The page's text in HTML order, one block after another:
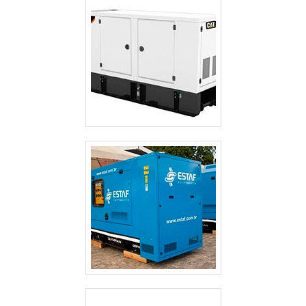
ALUGUEL DE GERADOR DE ENERGIA VALOR GUARULHOS
ALUGUEL DE GERADOR DE ENERGIA PREÇO SÃO PAULO
ALUGUEL DE GERADOR DE ENERGIA PREÇO GUARULHOS
ALUGUEL DE GERADOR DE ENERGIA PARA FESTAS PREÇO SÃO PAULO
ALUGUEL DE GERADOR DE ENERGIA GUARULHOS
ALUGUEL DE GERADOR DE ENERGIA EM SÃO JOSE DOS CAMPOS
ALUGUEL DE GERADOR DE ENERGIA EM GUARULHOS
ALUGUEL DE GERADOR DE ENERGIA ELÉTRICA
ALUGUEL DE GERADOR DE ENERGIA DE PEQUENO PORTE
ALUGUEL DE GERADOR DE ENERGIA CAMPINAS
ALUGUEL DE GERADOR DE ENERGIA A DIESEL
ALUGUEL DE GERADOR DE ENERGIA A DIESEL SÃO PAULO
ALUGUEL DE GERADOR DE EMERGÊNCIA
ALUGUEL DE GERADOR DE EMERGÊNCIA GUARULHOS